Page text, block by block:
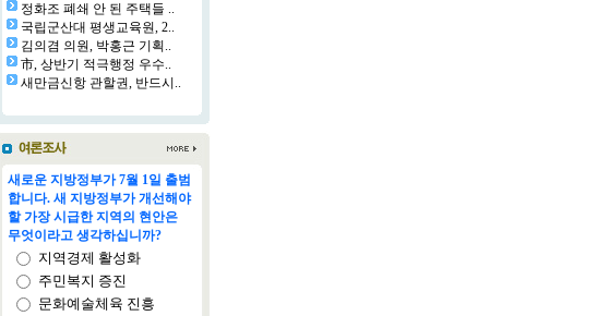
정화조 폐쇄 안 된 주택들 ..
국립군산대 평생교육원, 2..
김의겸 의원, 박홍근 기획..
市, 상반기 적극행정 우수..
새만금신항 관할권, 반드시..
새로운 지방정부가 7월 1일 출범
합니다. 새 지방정부가 개선해야
할 가장 시급한 지역의 현안은
무엇이라고 생각하십니까?
지역경제 활성화
주민복지 증진
문화예술체육 진흥